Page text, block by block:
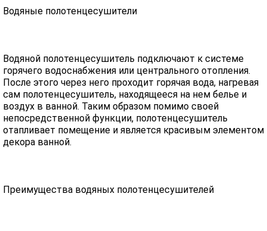
Водяные полотенцесушители
Водяной полотенцесушитель подключают к системе
горячего водоснабжения или центрального отопления.
После этого через него проходит горячая вода, нагревая
сам полотенцесушитель, находящееся на нем белье и
воздух в ванной. Таким образом помимо своей
непосредственной функции, полотенцесушитель
отапливает помещение и является красивым элементом
декора ванной.
Преимущества водяных полотенцесушителей